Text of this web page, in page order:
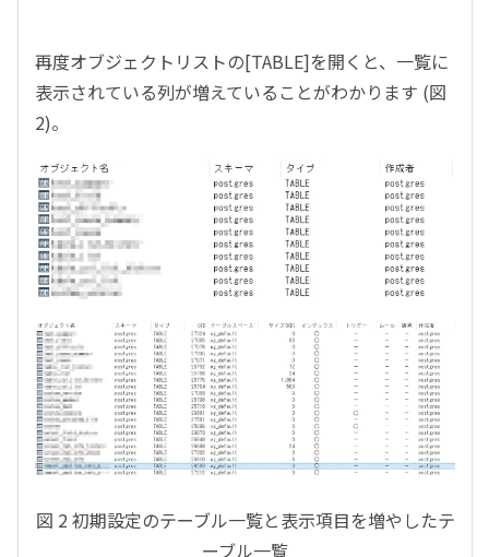
再度オブジェクトリストの[TABLE]を開くと、一覧に
表示されている列が増えていることがわかります (図
2)。
図 2 初期設定のテーブル一覧と表示項目を増やしたテ
ーブル一覧